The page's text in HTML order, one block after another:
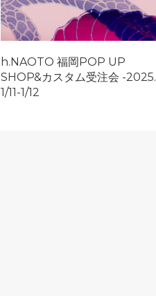
h.NAOTO 福岡POP UP
SHOP&カスタム受注会 -2025.
1/11-1/12